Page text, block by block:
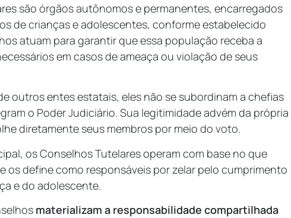
são órgãos autônomos e permanentes, encarregados
de crianças e adolescentes, conforme estabelecido
atuam para garantir que essa população receba a
em casos de ameaça ou violação de seus
outros entes estatais, eles não se subordinam a chefias
o Poder Judiciário. Sua legitimidade advém da própria
diretamente seus membros por meio do voto.
os Conselhos Tutelares operam com base no que
os define como responsáveis por zelar pelo cumprimento
e do adolescente.
materializam a responsabilidade compartilhada